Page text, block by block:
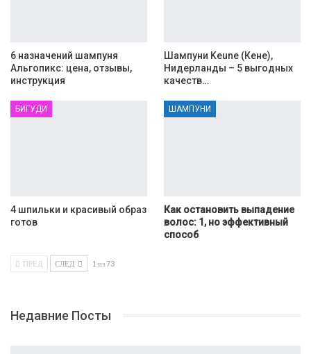
6 назначений шампуня
Альгопикс: цена, отзывы,
инструкция
Шампуни Keune (Кене),
Нидерланды – 5 выгодных
качеств…
БИГУДИ
4 шпильки и красивый образ
готов
ШАМПУНИ
Как остановить выпадение
волос: 1, но эффективный
способ
ПРЕД СЛЕД 1 из 73
Недавние Посты